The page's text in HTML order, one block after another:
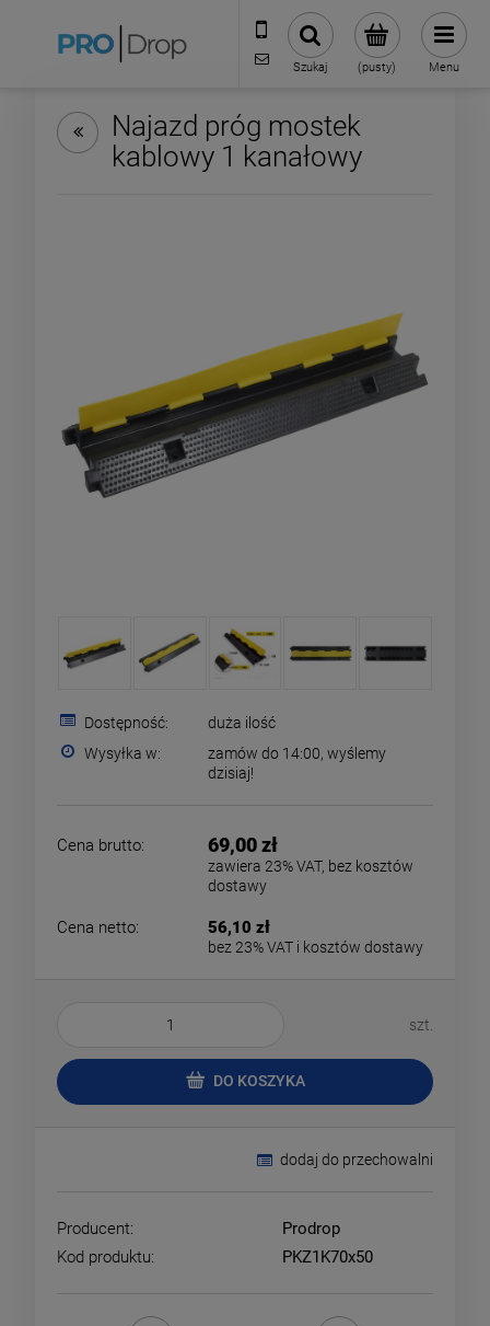
506 823 136
biuro@prodrop.pl
(pusty)
Szukaj Menu
Najazd próg mostek
kablowy 1 kanałowy
Dostępność:
duża ilość
Wysyłka w:
zamów do 14:00, wyślemy
dzisiaj!
Cena brutto: 69,00 zł
zawiera 23% VAT, bez kosztów
dostawy
Cena netto: 56,10 zł
bez 23% VAT i kosztów dostawy
szt.
DO KOSZYKA
dodaj do przechowalni
Producent:
Prodrop
Kod produktu:
PKZ1K70x50